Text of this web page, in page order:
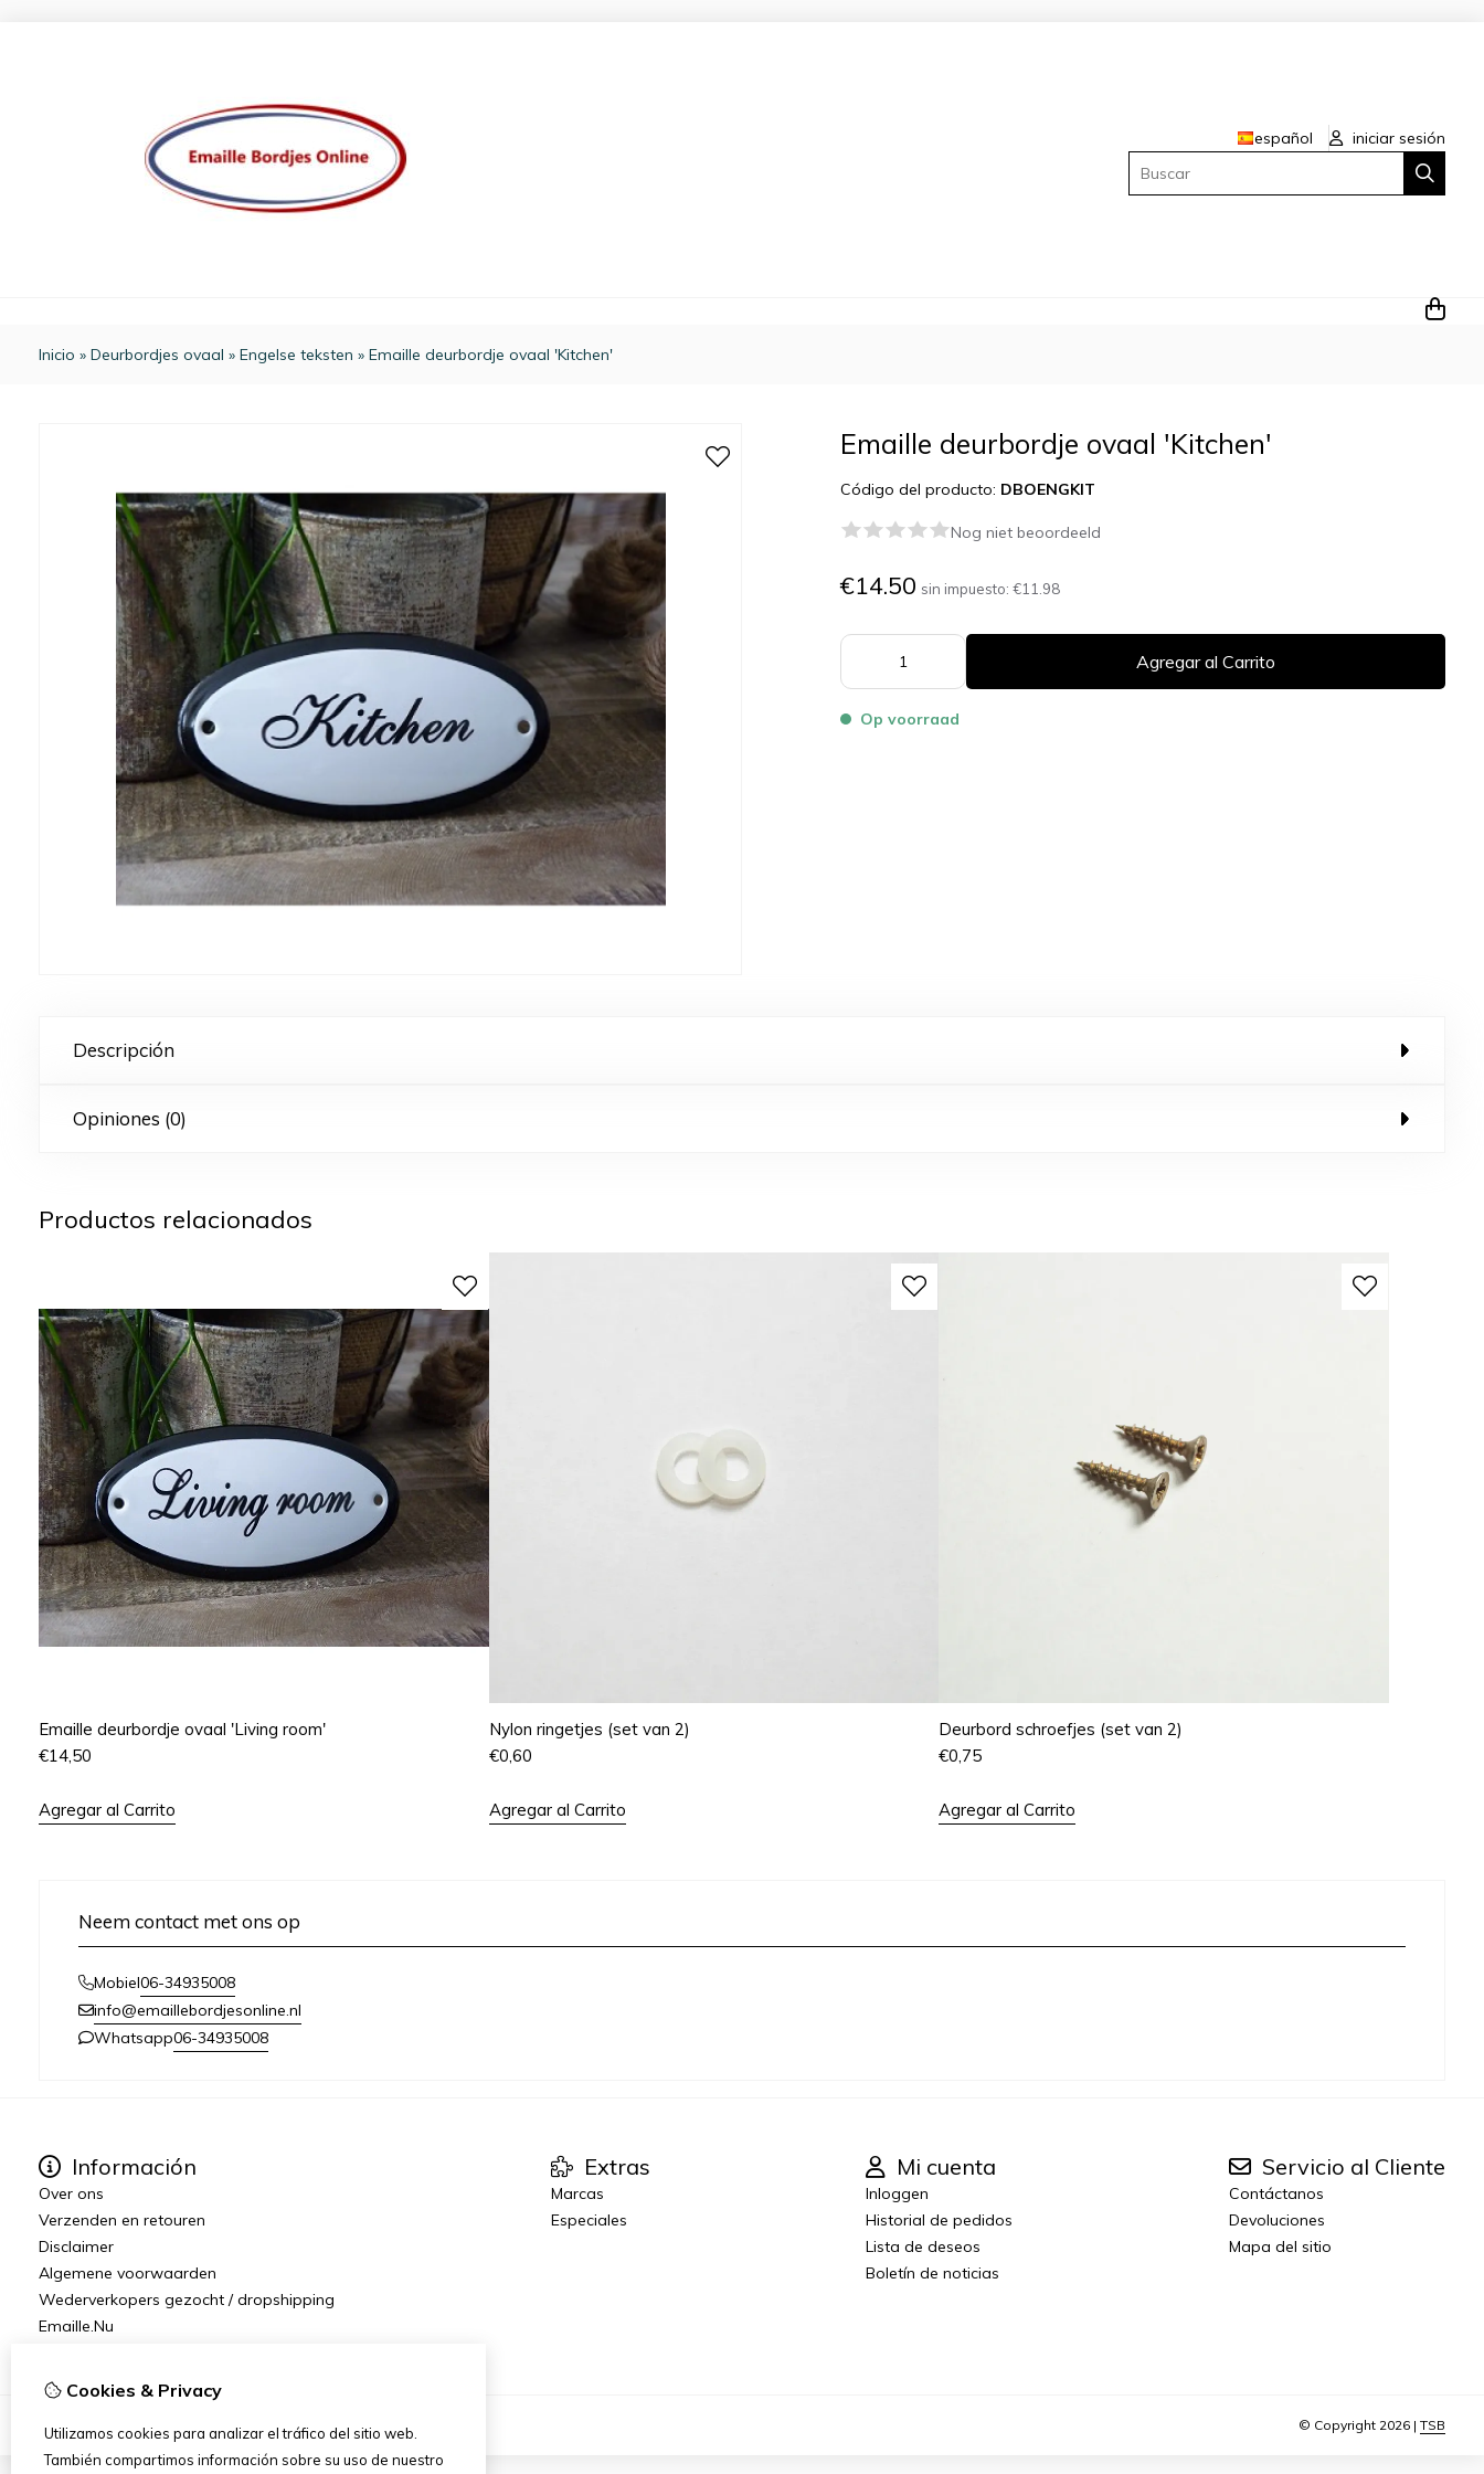
español
iniciar sesión
Inicio » Deurbordjes ovaal » Engelse teksten » Emaille deurbordje ovaal 'Kitchen'
Emaille deurbordje ovaal 'Kitchen'
Código del producto: DBOENGKIT
Nog niet beoordeeld
€14.50 sin impuesto:€11.98
Agregar al Carrito
Op voorraad
Descripción
Opiniones (0)
Productos relacionados
Emaille deurbordje ovaal 'Living room'
€14,50
Agregar al Carrito
Nylon ringetjes (set van 2)
€0,60
Agregar al Carrito
Deurbord schroefjes (set van 2)
€0,75
Agregar al Carrito
Neem contact met ons op
Mobiel06-34935008
info@emaillebordjesonline.nl
Whatsapp06-34935008
Información
Over ons
Verzenden en retouren
Disclaimer
Algemene voorwaarden
Wederverkopers gezocht / dropshipping
Emaille.Nu
Extras
Marcas
Especiales
Mi cuenta
Inloggen
Historial de pedidos
Lista de deseos
Boletín de noticias
Servicio al Cliente
Contáctanos
Devoluciones
Mapa del sitio
© Copyright 2026 | TSB
Cookies & Privacy
Utilizamos cookies para analizar el tráfico del sitio web.
También compartimos información sobre su uso de nuestro